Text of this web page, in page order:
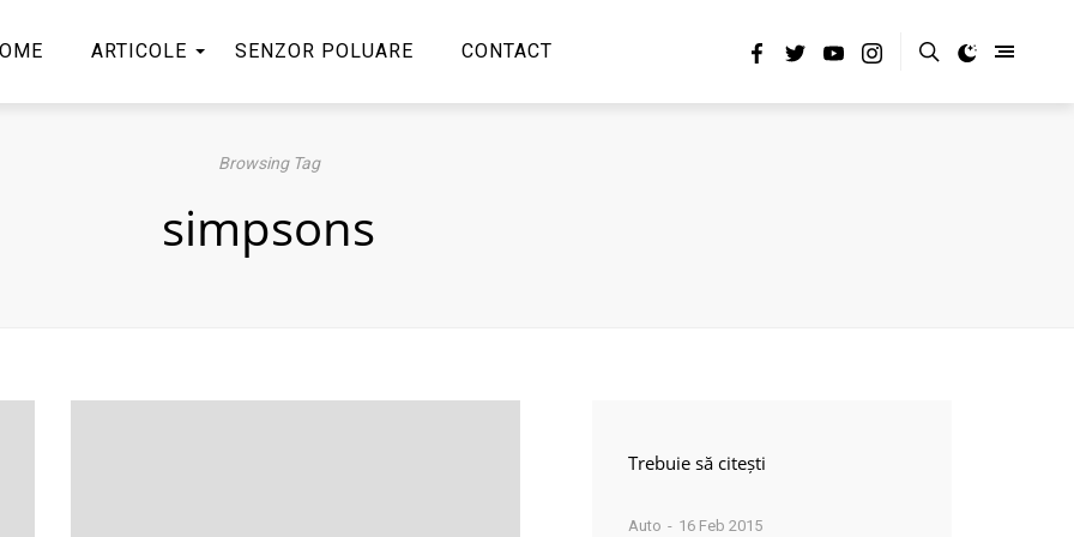
ARTICOLE SENZOR POLUARE CONTACT
Browsing Tag
simpsons
Trebuie să citești
Auto 16 Feb 2015